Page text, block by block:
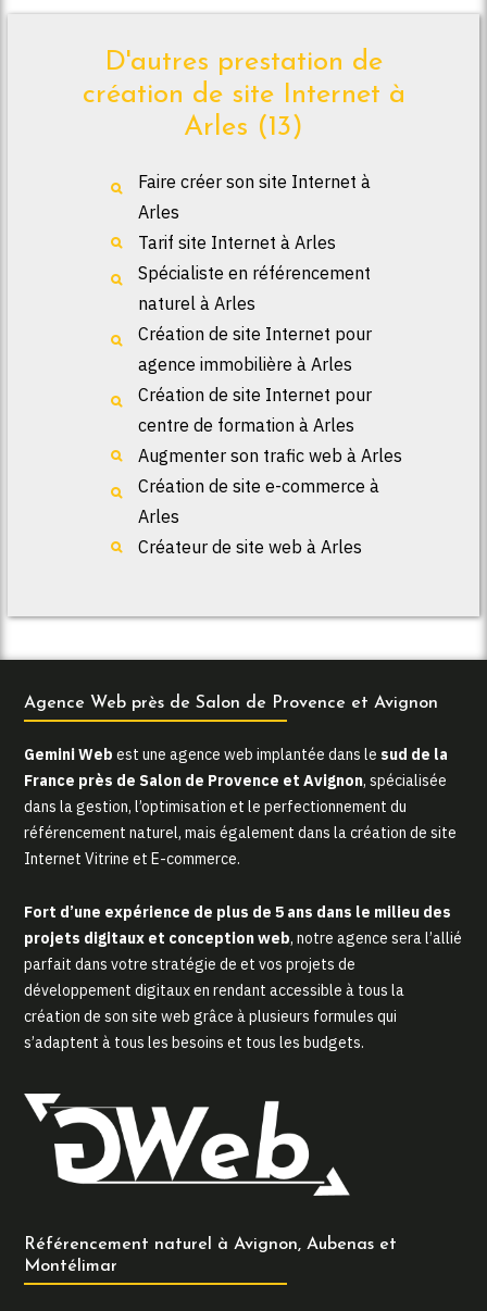
D'autres prestation de
création de site Internet à
Arles (13)
Faire créer son site Internet à
Arles
Tarif site Internet à Arles
Spécialiste en référencement
naturel à Arles
Création de site Internet pour
agence immobilière à Arles
Création de site Internet pour
centre de formation à Arles
Augmenter son trafic web à Arles
Création de site e-commerce à
Arles
Créateur de site web à Arles
Agence Web près de Salon de Provence et Avignon
Gemini Web est une agence web implantée dans le sud de la
France près de Salon de Provence et Avignon, spécialisée
dans la gestion, l’optimisation et le perfectionnement du
référencement naturel, mais également dans la création de site
Internet Vitrine et E-commerce.
Fort d’une expérience de plus de 5 ans dans le milieu des
projets digitaux et conception web, notre agence sera l’allié
parfait dans votre stratégie de et vos projets de
développement digitaux en rendant accessible à tous la
création de son site web grâce à plusieurs formules qui
s’adaptent à tous les besoins et tous les budgets.
Référencement naturel à Avignon, Aubenas et
Montélimar